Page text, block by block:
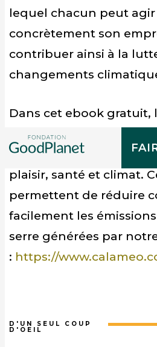
lequel chacun peut
concrètement son
contribuer ainsi à la
changements
Dans cet ebook gratuit,
GoodPlanet a
100 initiatives qui
plaisir, santé et climat.
permettent de réduire
facilement les
serre générées par
: https://
D'UN SEUL COUP
D'OEIL